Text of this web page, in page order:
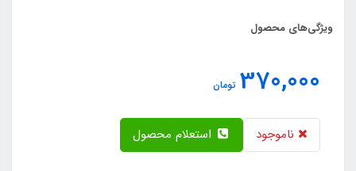
ویژگی‌های محصول
370,000 تومان
ناموجود